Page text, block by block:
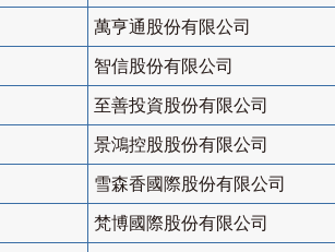
萬亨通股份有限公司
智信股份有限公司
至善投資股份有限公司
景鴻控股股份有限公司
雪森香國際股份有限公司
梵博國際股份有限公司